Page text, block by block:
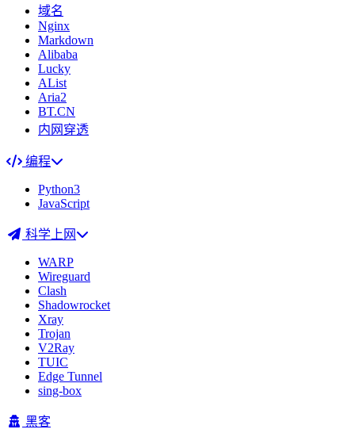
域名
Nginx
Markdown
Alibaba
Lucky
AList
Aria2
BT.CN
内网穿透
编程
Python3
JavaScript
科学上网
WARP
Wireguard
Clash
Shadowrocket
Xray
Trojan
V2Ray
TUIC
Edge Tunnel
sing-box
黑客